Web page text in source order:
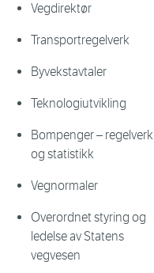
Vegdirektør
Transportregelverk
Byvekstavtaler
Teknologiutvikling
Bompenger – regelverk
og statistikk
Vegnormaler
Overordnet styring og
ledelse av Statens
vegvesen